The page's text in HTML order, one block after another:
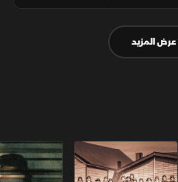
عرض المزيد
الكاميكاز.. تاريخ مجهول عودة الدجال